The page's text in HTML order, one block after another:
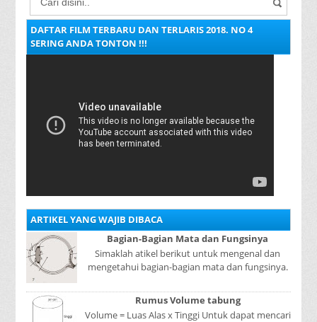
DAFTAR FILM TERBARU DAN TERLARIS 2018. NO 4
SERING ANDA TONTON !!!
ARTIKEL YANG WAJIB DIBACA
Bagian-Bagian Mata dan Fungsinya
Simaklah atikel berikut untuk mengenal dan
mengetahui bagian-bagian mata dan fungsinya.
mer...
Rumus Volume tabung
Volume = Luas Alas x Tinggi Untuk dapat mencari